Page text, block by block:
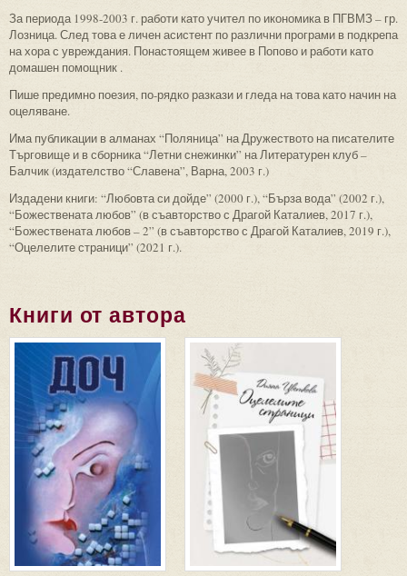
За периода 1998-2003 г. работи като учител по икономика в ПГВМЗ – гр.
Лозница. След това е личен асистент по различни програми в подкрепа
на хора с увреждания. Понастоящем живее в Попово и работи като
домашен помощник .
Пише предимно поезия, по-рядко разкази и гледа на това като начин на
оцеляване.
Има публикации в алманах “Поляница” на Дружеството на писателите
Търговище и в сборника “Летни снежинки” на Литературен клуб –
Балчик (издателство “Славена”, Варна, 2003 г.)
Издадени книги: “Любовта си дойде” (2000 г.), “Бърза вода” (2002 г.),
“Божествената любов” (в съавторство с Драгой Каталиев, 2017 г.),
“Божествената любов – 2” (в съавторство с Драгой Каталиев, 2019 г.),
“Оцелелите страници” (2021 г.).
Книги от автора